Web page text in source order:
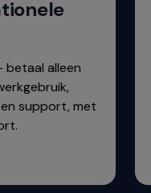
alleen
support, met